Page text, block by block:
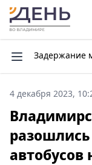
Задержание
4 декабря 2023,
автобусов